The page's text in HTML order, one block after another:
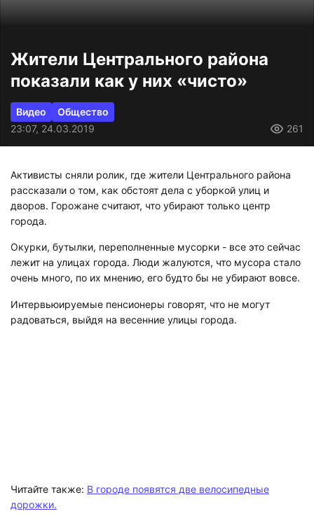
Жители Центрального района
показали как у них «чисто»
Видео
Общество
23:07, 24.03.2019
261
Активисты сняли ролик, где жители Центрального района
рассказали о том, как обстоят дела с уборкой улиц и
дворов. Горожане считают, что убирают только центр
города.
Окурки, бутылки, переполненные мусорки - все это сейчас
лежит на улицах города. Люди жалуются, что мусора стало
очень много, по их мнению, его будто бы не убирают вовсе.
Интервьюируемые пенсионеры говорят, что не могут
радоваться, выйдя на весенние улицы города.
Читайте также: В городе появятся две велосипедные
дорожки.